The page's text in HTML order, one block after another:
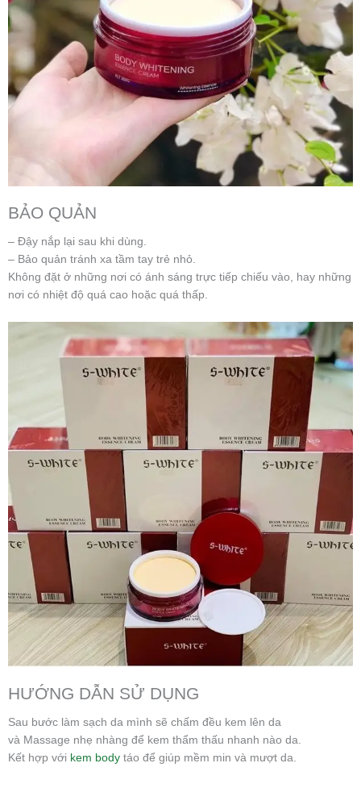
BẢO QUẢN
– Đậy nắp lại sau khi dùng.
– Bảo quản tránh xa tầm tay trẻ nhỏ.
Không đặt ở những nơi có ánh sáng trực tiếp chiếu vào, hay những
nơi có nhiệt độ quá cao hoặc quá thấp.
HƯỚNG DẪN SỬ DỤNG
Sau bước làm sạch da mình sẽ chấm đều kem lên da
và Massage nhẹ nhàng để kem thẩm thấu nhanh nào da.
Kết hợp với kem body táo để giúp mềm min và mượt da.